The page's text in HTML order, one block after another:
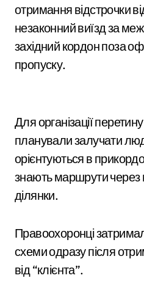
отримання відстрочки
незаконний виїзд за
західний кордон поза
пропуску.
Для організації
планували залучати
орієнтуються в
знають маршрути через
ділянки.
Правоохоронці
схеми одразу після
від “клієнта”.